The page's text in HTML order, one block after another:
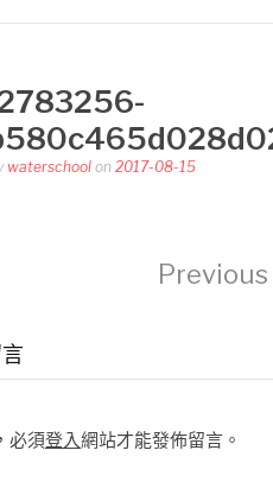
waterschool on 2017-08-15
必須登入網站才能發佈留言。